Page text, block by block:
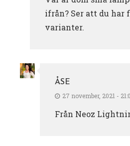
ifrån? Ser att du har
varianter.
ÅSE
27 november, 2021 -
Från Neoz